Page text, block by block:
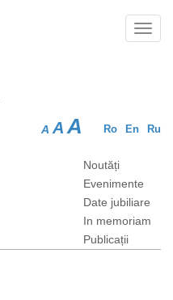
Ro En Ru
A A A
Noutăți
Evenimente
Date jubiliare
In memoriam
Publicații